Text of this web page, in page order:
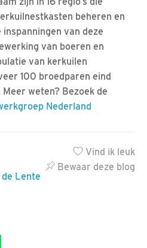
beheren en
van deze
van boeren en
van kerkuilen
100 broedparen eind
weten? Bezoek de
Nederland
Vind ik leuk
Bewaar deze blog
Lente